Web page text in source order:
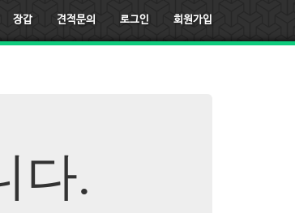
장갑 견적문의 로그인 회원가입
다.